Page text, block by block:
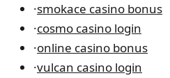
·smokace casino bonus
·cosmo casino login
·online casino bonus
·vulcan casino login